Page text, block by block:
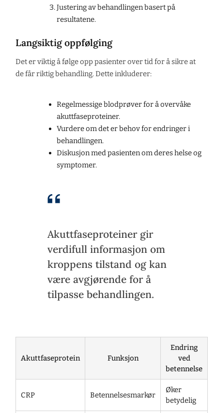
Justering av behandlingen basert på
resultatene.
Langsiktig oppfølging
Det er viktig å følge opp pasienter over tid for å sikre at
de får riktig behandling. Dette inkluderer:
Regelmessige blodprøver for å overvåke
akuttfaseproteiner.
Vurdere om det er behov for endringer i
behandlingen.
Diskusjon med pasienten om deres helse og
symptomer.
Akuttfaseproteiner gir
verdifull informasjon om
kroppens tilstand og kan
være avgjørende for å
tilpasse behandlingen.
Akuttfaseprotein Funksjon
Endring
ved
betennelse
CRP Betennelsesmarkør
Øker
betydelig